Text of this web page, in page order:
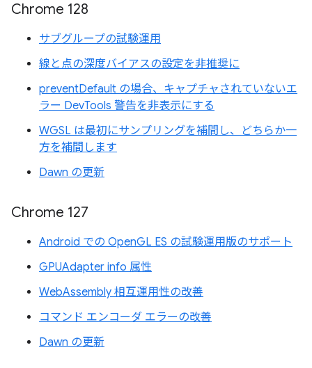
Chrome 128
サブグループの試験運用
線と点の深度バイアスの設定を非推奨に
preventDefault の場合、キャプチャされていないエ
ラー DevTools 警告を非表示にする
WGSL は最初にサンプリングを補間し、どちらか一
方を補間します
Dawn の更新
Chrome 127
Android での OpenGL ES の試験運用版のサポート
GPUAdapter info 属性
WebAssembly 相互運用性の改善
コマンド エンコーダ エラーの改善
Dawn の更新